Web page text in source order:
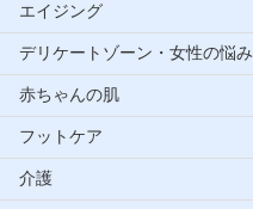
エイジング
デリケートゾーン・女性の悩み
赤ちゃんの肌
フットケア
介護